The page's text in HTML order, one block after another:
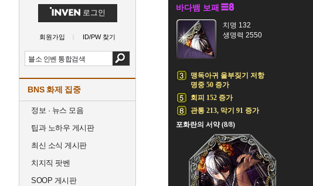
로그인
회원가입 ID/PW 찾기
BNS 화제 집중
정보 · 뉴스 모음
팁과 노하우 게시판
최신 소식 게시판
치지직 팟벤
SOOP 게시판
바다뱀 보패
치명 132
생명력 2550
맹독아귀 울부짖기 저항
명중 50 증가
회피 152 증가
관통 213, 막기 91 증가
포화란의 서약 (8/8)